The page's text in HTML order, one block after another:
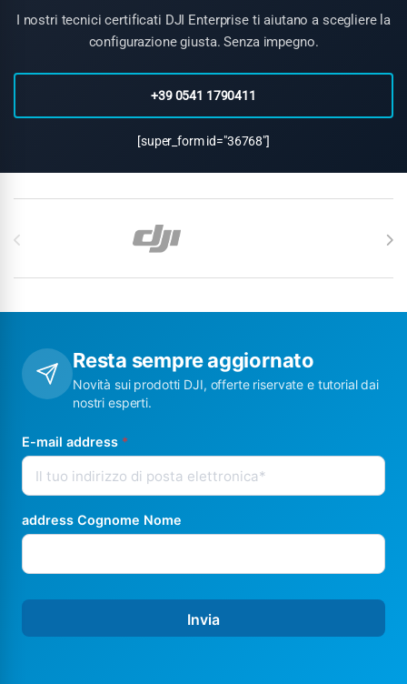
I nostri tecnici certificati DJI Enterprise ti aiutano a scegliere la
configurazione giusta. Senza impegno.
+39 0541 1790411
[super_form id="36768"]
Resta sempre aggiornato
Novità sui prodotti DJI, offerte riservate e tutorial dai
nostri esperti.
E-mail address *
address Cognome Nome
Invia